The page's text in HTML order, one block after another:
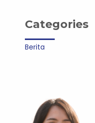
Categories
Berita